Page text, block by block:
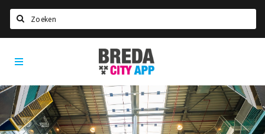
Home
Agenda
Deals
Party pics
Breda
City
App